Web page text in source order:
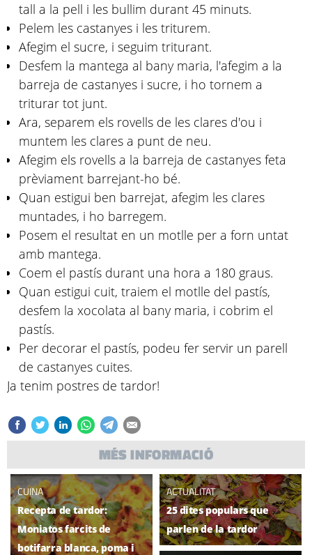
tall a la pell i les bullim durant 45 minuts.
Pelem les castanyes i les triturem.
Afegim el sucre, i seguim triturant.
Desfem la mantega al bany maria, l'afegim a la
barreja de castanyes i sucre, i ho tornem a
triturar tot junt.
Ara, separem els rovells de les clares d'ou i
muntem les clares a punt de neu.
Afegim els rovells a la barreja de castanyes feta
prèviament barrejant-ho bé.
Quan estigui ben barrejat, afegim les clares
muntades, i ho barregem.
Posem el resultat en un motlle per a forn untat
amb mantega.
Coem el pastís durant una hora a 180 graus.
Quan estigui cuit, traiem el motlle del pastís,
desfem la xocolata al bany maria, i cobrim el
pastís.
Per decorar el pastís, podeu fer servir un parell
de castanyes cuites.
Ja tenim postres de tardor!
MÉS INFORMACIÓ
CUINA
Recepta de tardor:
Moniatos farcits de
botifarra blanca, poma i
ACTUALITAT
25 dites populars que
parlen de la tardor